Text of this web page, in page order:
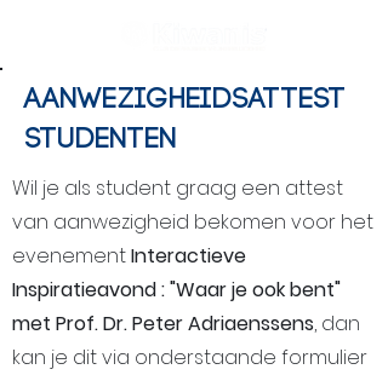
AANWEZIGHEIDSATTEST
STUDENTEN
Wil je als student graag een attest
van aanwezigheid bekomen voor het
evenementInteractieve
Inspiratieavond : "Waar je ook bent"
met Prof. Dr. Peter Adriaenssens, dan
kan je dit via onderstaande formulier